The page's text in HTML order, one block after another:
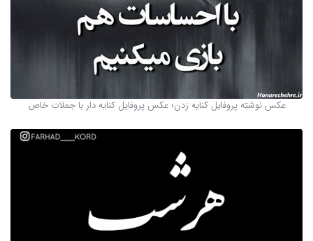
عکس نوشته پروفایل کنایه زدن؛ عکس پروفایل کنایه دار با جملات خاص